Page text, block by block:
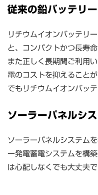
従来の鉛バッテリ
リチウムイオンバッテリ
と、コンパクトかつ長寿命
また正しく長期間ご利用
電のコストを抑えること
でもリチウムイオンバッ
ソーラーパネルシ
ソーラーパネルシステム
ー発電蓄電システムを構
は心配しなくでも大丈夫で